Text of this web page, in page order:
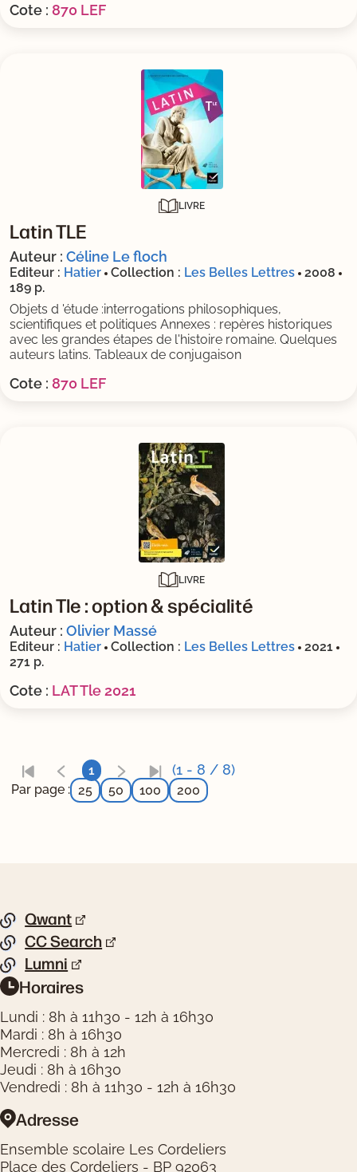
Cote : 870 LEF
LIVRE
Latin TLE
Auteur : Céline Le floch
Editeur : Hatier Collection : Les Belles Lettres
2008
189 p.
Objets d 'étude :interrogations philosophiques,
scientifiques et politiques Annexes : repères historiques
avec les grandes étapes de l'histoire romaine. Quelques
auteurs latins. Tableaux de conjugaison
Cote : 870 LEF
LIVRE
Latin Tle : option & spécialité
Auteur : Olivier Massé
Editeur : Hatier Collection : Les Belles Lettres
2021
271 p.
Cote : LAT Tle 2021
1 (1 - 8 / 8)
Par page : 25 50 100 200
Pied de page
Liste de liens
Qwant
CC Search
Lumni
Informations pratiques
Horaires
Lundi : 8h à 11h30 - 12h à 16h30
Mardi : 8h à 16h30
Mercredi : 8h à 12h
Jeudi : 8h à 16h30
Vendredi : 8h à 11h30 - 12h à 16h30
Adresse
Ensemble scolaire Les Cordeliers
Place des Cordeliers - BP 92063